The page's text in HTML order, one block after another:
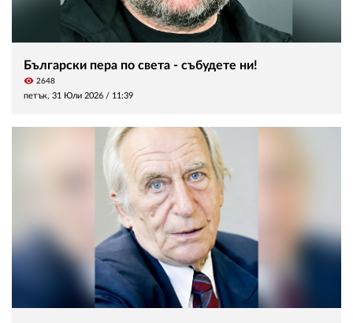
Български пера по света - събудете ни!
visibility 2648
петък, 31 Юли 2026 / 11:39